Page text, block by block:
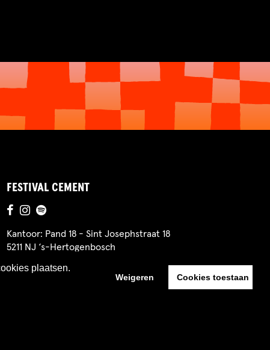
plaatsen.
Weigeren Cookies toestaan
FESTIVAL CEMENT
Kantoor: Pand 18 - Sint Josephstraat 18
5211 NJ ‘s-Hertogenbosch